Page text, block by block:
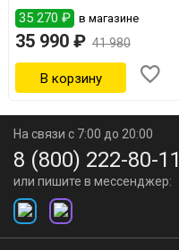
35 270 ₽ в магазине
35 990 ₽ 41 980
На связи с 7:00 до 20:00
8 (800) 222-80-11
или пишите в мессенджер: